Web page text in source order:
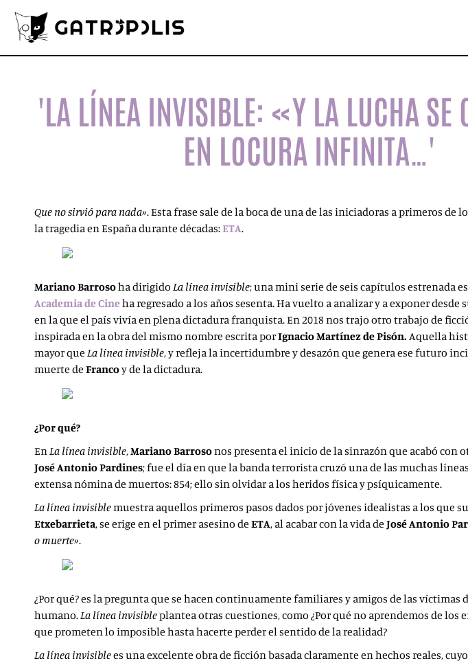
'LA LÍNEA INVISIBLE: «Y LA LUCHA SE
EN LOCURA INFINITA…'
Que no sirvió para nada». Esta frase sale de la boca de una de las iniciadoras a primeros
la tragedia en España durante décadas:ETA.
Mariano Barrosoha dirigido La línea invisible; una mini serie de seis capítulos estrenada
Academia de Cineha regresado a los años sesenta. Ha vuelto a analizar y a exponer
en la que el país vivía en plena dictadura franquista. En 2018 nos trajo otro trabajo de
inspirada en la obra del mismo nombre escrita porIgnacio Martínez de Pisón. Aquella
mayor que La línea invisible, y refleja la incertidumbre y desazón que genera ese futuro
muerte de Francoy de la dictadura.
¿Por qué?
EnLa línea invisible,Mariano Barrosonos presenta el inicio de la sinrazón que acabó con
JoséAntonio Pardines; fue el día en que la banda terrorista cruzó una de las muchas
extensa nómina de muertos: 854; ello sin olvidar a los heridos física y psíquicamente.
La línea invisiblemuestra aquellos primeros pasos dados por jóvenes idealistas a los que
Etxebarrieta, se erige en el primer asesino de ETA, al acabar con la vida de JoséAntonio
o muerte».
¿Por qué? es la pregunta que se hacen continuamente familiares y amigos de las víctimas
humano.La línea invisibleplantea otras cuestiones, como ¿Por qué no aprendemos de
que prometen lo imposible hasta hacerte perder el sentido de la realidad?
La línea invisiblees una excelente obra de ficción basada claramente en hechos reales,